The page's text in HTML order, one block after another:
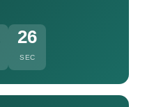
25
SEC